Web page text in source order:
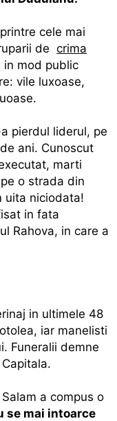
cele mai
decrima
in mod public
vile luxoase,
pierdul liderul, pe
ani. Cunoscut
marti
o strada din
uita niciodata!
in fata
Rahova, in care a
in ultimele 48
iar manelisti
Funeralii demne
a compus o
se mai intoarce